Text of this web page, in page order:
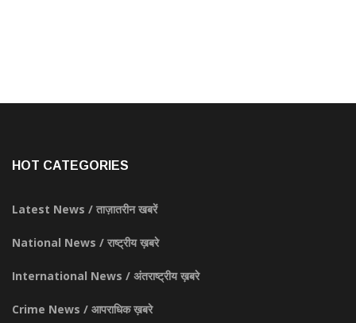
HOT CATEGORIES
Latest News / ताज़ातरीन खबरें
National News / राष्ट्रीय ख़बरे
International News / अंतराष्ट्रीय ख़बरे
Crime News / आपराधिक ख़बरे